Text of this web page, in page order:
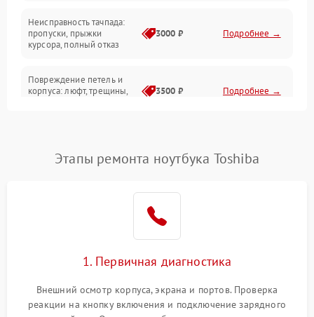
Сеть и интернет
Неисправность тачпада:
пропуски, прыжки
курсора, полный отказ
3000 ₽ Подробнее →
Повреждение петель и
корпуса: люфт, трещины,
3500 ₽ Подробнее →
невозможность зарядки,
2500 ₽ Подробнее →
2000 ₽
Перегрев из‑за пыли,
неисправности кулера
Этапы ремонта ноутбука Toshiba
1. Первичная диагностика
Внешний осмотр корпуса, экрана и портов. Проверка
реакции на кнопку включения и подключение зарядного